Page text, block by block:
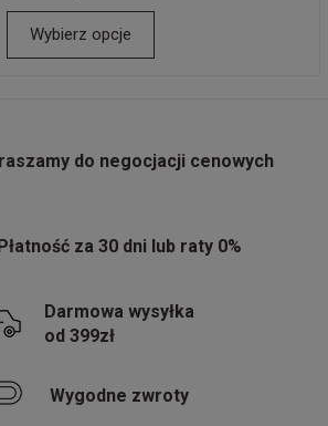
Wybierz opcje
do negocjacji cenowych
za 30 dni lub raty 0%
Darmowa wysyłka
od 399zł
Wygodne zwroty